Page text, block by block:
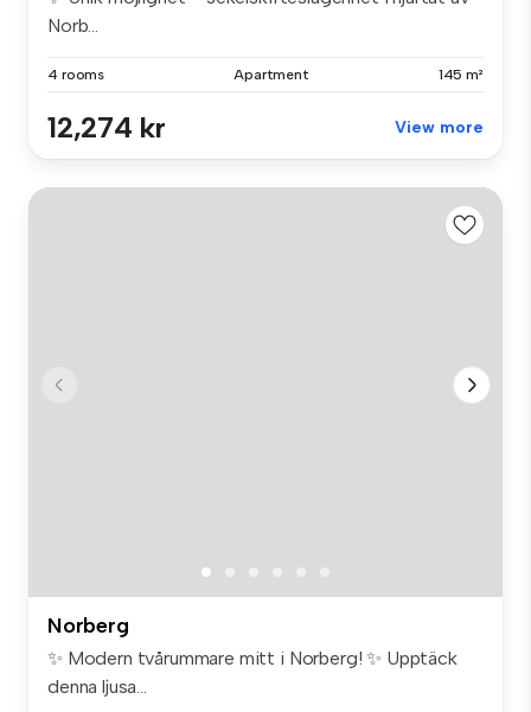
Norb...
4 rooms Apartment 145 m²
12,274 kr View more
Norberg
✨ Modern tvårummare mitt i Norberg! ✨ Upptäck
denna ljusa...